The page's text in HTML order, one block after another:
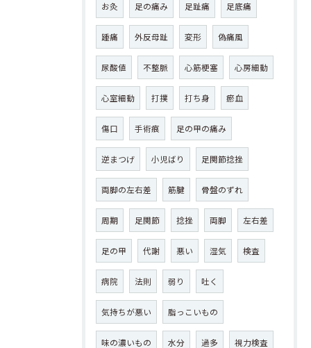
お灸 足の痛み 足趾痛 足底痛
踵痛 外反母趾 変形 偽痛風
尿酸値 不整脈 心筋梗塞 心房細動
心室細動 打撲 打ち身 瘀血
傷口 手術痕 足の甲の痛み
逆まつげ 小児ばり 足関節捻挫
両脚の左右差 筋腱 骨盤のずれ
周期 足関節 捻挫 両脚 左右差
足の甲 代謝 悪い 湿気 検査
病院 法則 弱り 吐く
気持ちが悪い 脂っこいもの
味の濃いもの 水分 過多 視力検査